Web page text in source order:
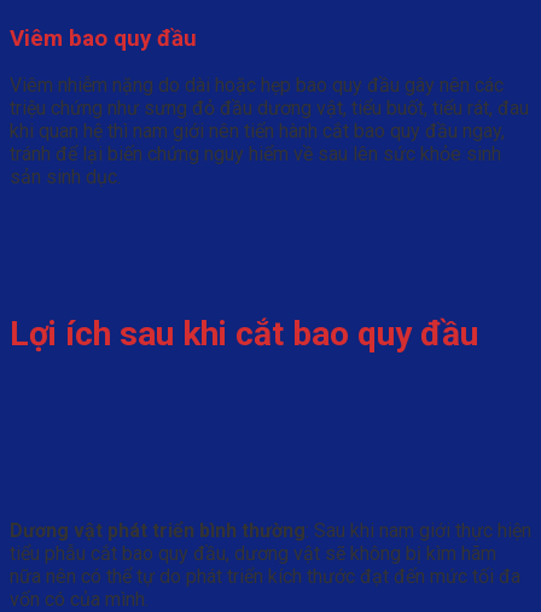
Viêm bao quy đầu
Viêm nhiễm nặng do dài hoặc hẹp bao quy đầu gây nên các
triệu chứng như sưng đỏ đầu dương vật, tiểu buốt, tiểu rát, đau
khi quan hệ thì nam giới nên tiến hành cắt bao quy đầu ngay,
tránh để lại biến chứng nguy hiểm về sau lên sức khỏe sinh
sản sinh dục.
Lợi ích sau khi cắt bao quy đầu
Dương vật phát triển bình thường: Sau khi nam giới thực hiện
tiểu phẫu cắt bao quy đầu, dương vật sẽ không bị kìm hãm
nữa nên có thể tự do phát triển kích thước đạt đến mức tối đa
vốn có của mình.